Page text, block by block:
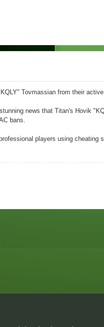
Tovmassian from their
news that Titan's Hovik
bans.
players using cheating